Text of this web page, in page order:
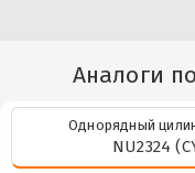
Аналоги
Однорядный
NU2324